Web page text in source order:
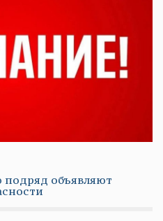
подряд объявляют